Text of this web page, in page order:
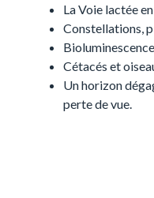
La Voie lactée
Constellations,
Cétacés et
Un horizon
perte de vue.